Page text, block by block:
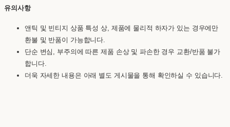
유의사항
앤틱 및 빈티지 상품 특성 상, 제품에 물리적 하자가 있는 경우에만
환불 및 반품이 가능합니다.
단순 변심, 부주의에 따른 제품 손상 및 파손한 경우 교환/반품 불가
합니다.
더욱 자세한 내용은 아래 별도 게시물을 통해 확인하실 수 있습니다.